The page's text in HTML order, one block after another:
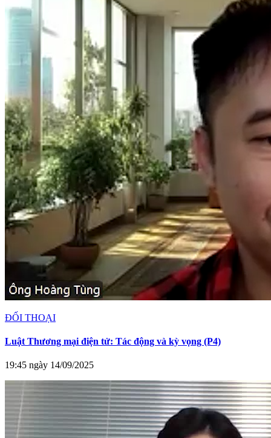
ĐỐI THOẠI
Luật Thương mại điện tử: Tác động và kỳ vọng (P4)
19:45 ngày 14/09/2025